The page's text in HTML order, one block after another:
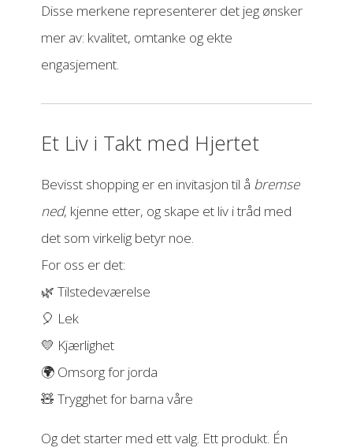
Disse merkene representerer det jeg ønsker
mer av: kvalitet, omtanke og ekte
engasjement.
Et Liv i Takt med Hjertet
Bevisst shopping er en invitasjon til å bremse
ned, kjenne etter, og skape et liv i tråd med
det som virkelig betyr noe.
For oss er det:
🌿 Tilstedeværelse
🎈 Lek
💛 Kjærlighet
🌍 Omsorg for jorda
🧸 Trygghet for barna våre
Og det starter med ett valg. Ett produkt. Én